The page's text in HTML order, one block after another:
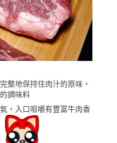
整地保持住肉汁的原味，
調味料
，入口咀嚼有豐富牛肉香